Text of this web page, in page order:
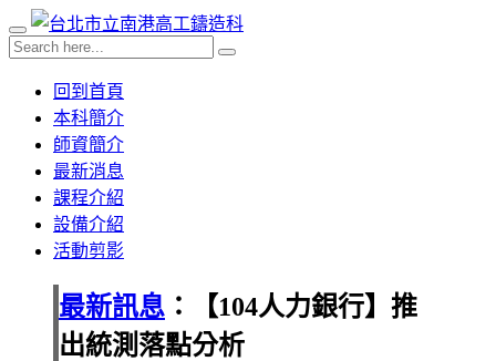
回到首頁
本科簡介
師資簡介
最新消息
課程介紹
設備介紹
活動剪影
最新訊息 ：【104人力銀行】推
出統測落點分析